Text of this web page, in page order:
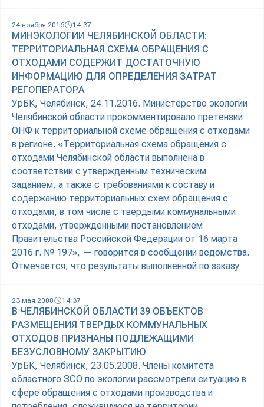
24 ноября 2016 14:37
МИНЭКОЛОГИИ ЧЕЛЯБИНСКОЙ ОБЛАСТИ:
ТЕРРИТОРИАЛЬНАЯ СХЕМА ОБРАЩЕНИЯ С
ОТХОДАМИ СОДЕРЖИТ ДОСТАТОЧНУЮ
ИНФОРМАЦИЮ ДЛЯ ОПРЕДЕЛЕНИЯ ЗАТРАТ
РЕГОПЕРАТОРА
УрБК, Челябинск, 24.11.2016. Министерство экологии
Челябинской области прокомментировало претензии
ОНФ к территориальной схеме обращения с отходами
в регионе. «Территориальная схема обращения с
отходами Челябинской области выполнена в
соответствии с утвержденным техническим
заданием, а также с требованиями к составу и
содержанию территориальных схем обращения с
отходами, в том числе с твердыми коммунальными
отходами, утвержденными постановлением
Правительства Российской Федерации от 16 марта
2016 г. № 197», — говорится в сообщении ведомства.
Отмечается, что результаты выполненной по заказу
23 мая 2008 14:37
В ЧЕЛЯБИНСКОЙ ОБЛАСТИ 39 ОБЪЕКТОВ
РАЗМЕЩЕНИЯ ТВЕРДЫХ КОММУНАЛЬНЫХ
ОТХОДОВ ПРИЗНАНЫ ПОДЛЕЖАЩИМИ
БЕЗУСЛОВНОМУ ЗАКРЫТИЮ
УрБК, Челябинск, 23.05.2008. Члены комитета
областного ЗСО по экологии рассмотрели ситуацию в
сфере обращения с отходами производства и